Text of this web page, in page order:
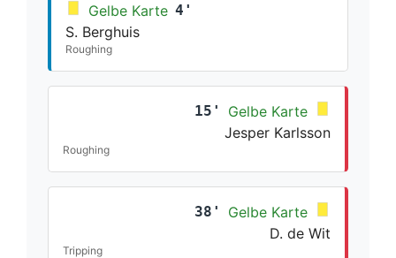
Gelbe Karte 4'
S. Berghuis
Roughing
15'
Gelbe Karte
Jesper Karlsson
Roughing
38'
Gelbe Karte
D. de Wit
Tripping